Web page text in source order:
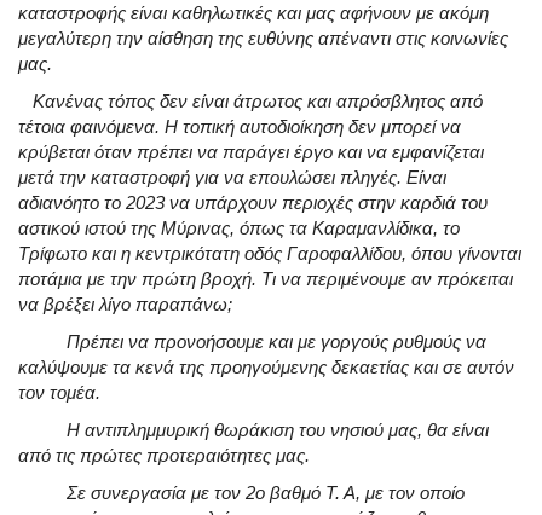
καταστροφής είναι καθηλωτικές και μας αφήνουν με ακόμη
μεγαλύτερη την αίσθηση της ευθύνης απέναντι στις κοινωνίες
μας.
Κανένας τόπος δεν είναι άτρωτος και απρόσβλητος από
τέτοια φαινόμενα. Η τοπική αυτοδιοίκηση δεν μπορεί να
κρύβεται όταν πρέπει να παράγει έργο και να εμφανίζεται
μετά την καταστροφή για να επουλώσει πληγές. Είναι
αδιανόητο το 2023 να υπάρχουν περιοχές στην καρδιά του
αστικού ιστού της Μύρινας, όπως τα Καραμανλίδικα, το
Τρίφωτο και η κεντρικότατη οδός Γαροφαλλίδου, όπου γίνονται
ποτάμια με την πρώτη βροχή. Τι να περιμένουμε αν πρόκειται
να βρέξει λίγο παραπάνω;
Πρέπει να προνοήσουμε και με γοργούς ρυθμούς να
καλύψουμε τα κενά της προηγούμενης δεκαετίας και σε αυτόν
τον τομέα.
Η αντιπλημμυρική θωράκιση του νησιού μας, θα είναι
από τις πρώτες προτεραιότητες μας.
Σε συνεργασία με τον 2ο βαθμό Τ. Α, με τον οποίο